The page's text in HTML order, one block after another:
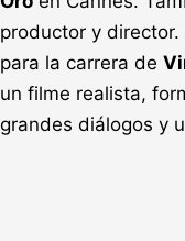
productor y
para la carrera de
un filme realista,
grandes diálogos y